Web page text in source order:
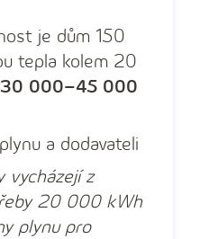
je dům 150
tepla kolem 20
30 000–45 000
a dodavateli
vycházejí z
20 000 kWh
plynu pro